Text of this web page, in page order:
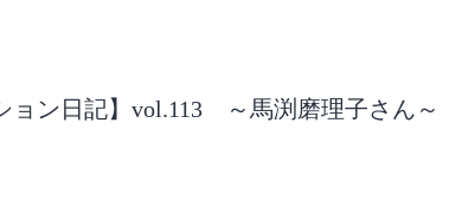
ョン日記】vol.113 ～馬渕磨理子さん～